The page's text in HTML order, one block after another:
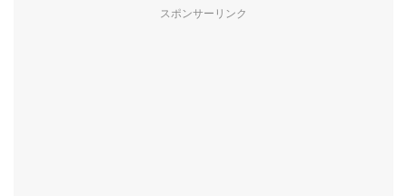
スポンサーリンク